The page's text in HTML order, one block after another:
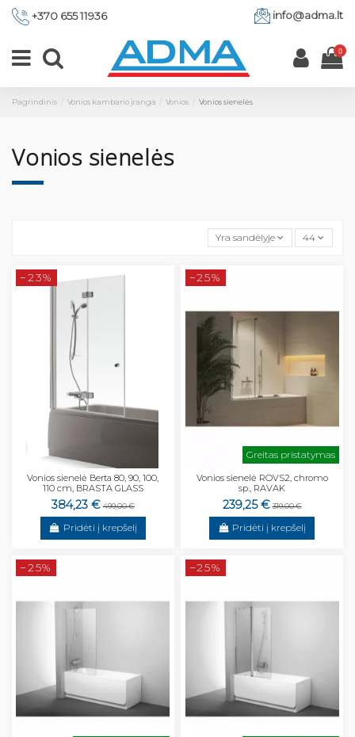
+370 655 11936 info@adma.lt
0
Pagrindinis Vonios kambario įranga Vonios Vonios sienelės
Vonios sienelės
Yra sandėlyje 44
−23%
Vonios sienelė Berta 80, 90, 100,
110 cm, BRASTA GLASS
384,23 € 499,00 €
Pridėti į krepšelį
−25%
Greitas pristatymas
Vonios sienelė ROVS2, chromo
sp., RAVAK
239,25 € 319,00 €
Pridėti į krepšelį
−25% −25%